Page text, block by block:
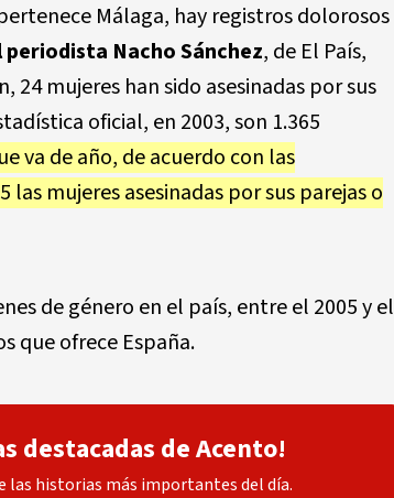
Málaga, hay registros dolorosos
periodista Nacho Sánchez, de El País,
24 mujeres han sido asesinadas por sus
oficial, en 2003, son 1.365
va de año, de acuerdo con las
mujeres asesinadas por sus parejas o
de género en el país, entre el 2005 y el
que ofrece España.
destacadas de Acento!
las historias más importantes del día.